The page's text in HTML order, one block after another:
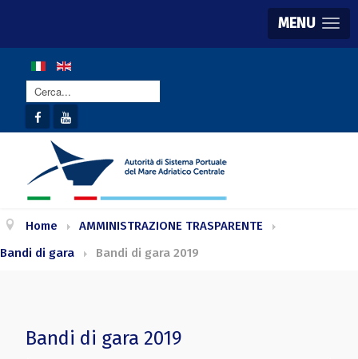
MENU
Cerca...
Home
AMMINISTRAZIONE TRASPARENTE
Bandi di gara
Bandi di gara 2019
Bandi di gara 2019